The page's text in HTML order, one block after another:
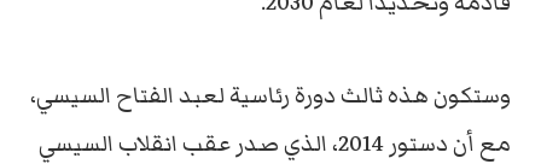
وستكون هذه ثالث دورة رئاسية لعبد الفتاح السيسي،
مع أن دستور 2014، الذي صدر عقب انقلاب السيسي